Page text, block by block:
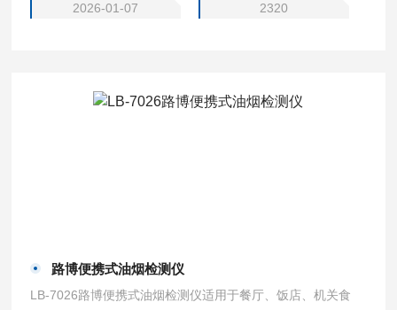
2026-01-07
2320
路博便携式油烟检测仪
LB-7026路博便携式油烟检测仪适用于餐厅、饭店、机关食